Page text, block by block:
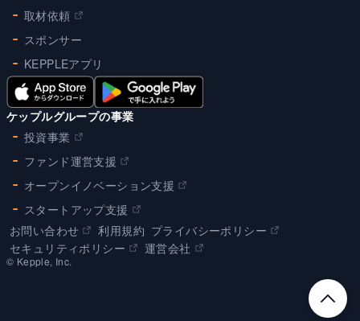
取材依頼
スポンサー
KEPPLEアプリ
ケップルグループの事業
投資事業
ファンド運営支援
オープンイノベーション支援
スタートアップ支援
お問い合わせ
利用規約 プライバシーポリシー
セキュリティポリシー
運営会社
©︎ Kepple, Inc.